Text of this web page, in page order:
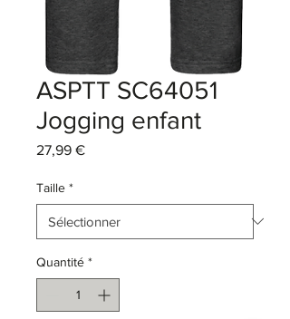
ASPTT SC64051
Jogging enfant
27,99 €Prix
Taille *
Quantité *